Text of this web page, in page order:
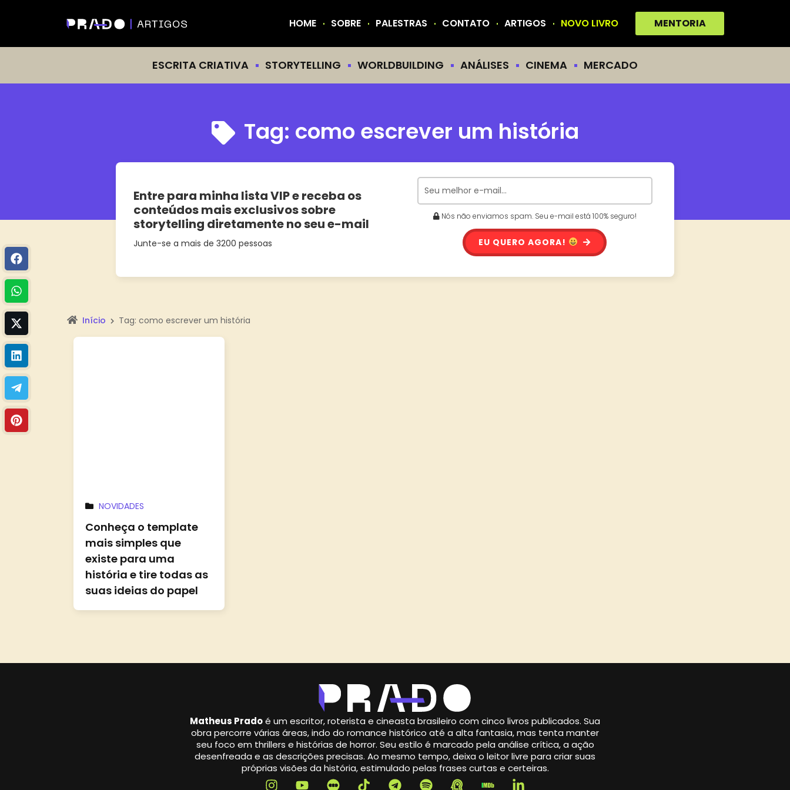
HOME SOBRE PALESTRAS CONTATO ARTIGOS NOVO LIVRO MENTORIA
ESCRITA CRIATIVA STORYTELLING WORLDBUILDING ANÁLISES CINEMA MERCADO
Tag: como escrever um história
Entre para minha lista VIP e receba os
conteúdos mais exclusivos sobre
storytelling diretamente no seu e-mail
Junte-se a mais de 3200 pessoas
Nós não enviamos spam. Seu e-mail está 100% seguro!
EU QUERO AGORA!
Início Tag: como escrever um história
NOVIDADES
Conheça o template
mais simples que
existe para uma
história e tire todas as
suas ideias do papel
Matheus Pradoé um escritor, roterista e cineasta brasileiro com cinco livros publicados. Sua
obra percorre várias áreas, indo do romance histórico até a alta fantasia, mas tenta manter
seu foco em thrillers e histórias de horror. Seu estilo é marcado pela análise crítica, a ação
desenfreada e as descrições precisas. Ao mesmo tempo, deixa o leitor livre para criar suas
próprias visões da história, estimulado pelas frases curtas e certeiras.